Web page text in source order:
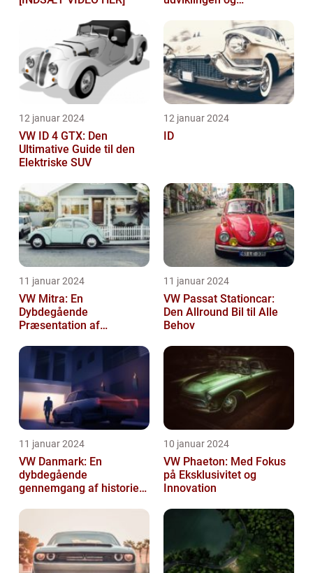
12 januar 2024
VW ID 4 GTX: Den
Ultimative Guide til den
Elektriske SUV
12 januar 2024
ID
11 januar 2024
VW Mitra: En
Dybdegående
Præsentation af
Familiebil
11 januar 2024
VW Passat Stationcar:
Den Allround Bil til Alle
Behov
11 januar 2024
VW Danmark: En
dybdegående
gennemgang af historien
10 januar 2024
VW Phaeton: Med Fokus
på Eksklusivitet og
Innovation